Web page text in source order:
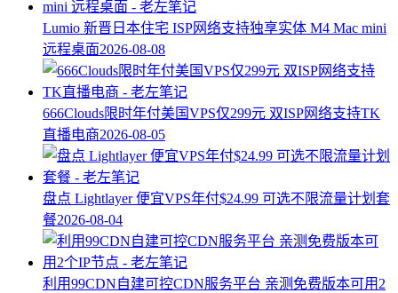
Lumio 新晋日本住宅 ISP网络支持独享实体 M4 Mac mini
远程桌面2026-08-08
666Clouds限时年付美国VPS仅299元 双ISP网络支持TK
直播电商2026-08-05
盘点 Lightlayer 便宜VPS年付$24.99 可选不限流量计划套
餐2026-08-04
利用99CDN自建可控CDN服务平台 亲测免费版本可用2